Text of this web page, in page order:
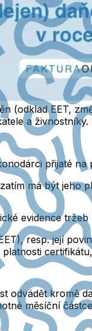
(odklad EET,
a živnostníky.
přijaté
má být jeho
evidence tržeb
resp. její
odvádět kromě
měsíční